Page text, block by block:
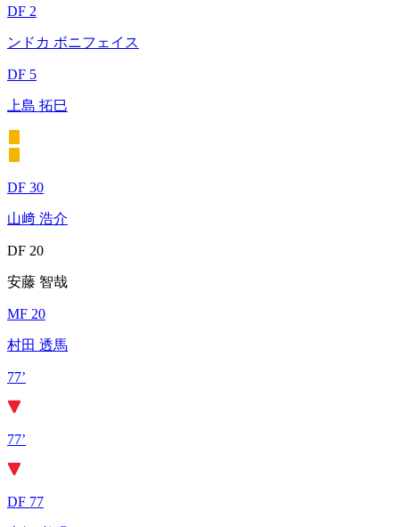
DF 2
ンドカ ボニフェイス
DF 5
上島 拓巳
DF 30
山﨑 浩介
DF 20
安藤 智哉
MF 20
村田 透馬
77’
77’
DF 77